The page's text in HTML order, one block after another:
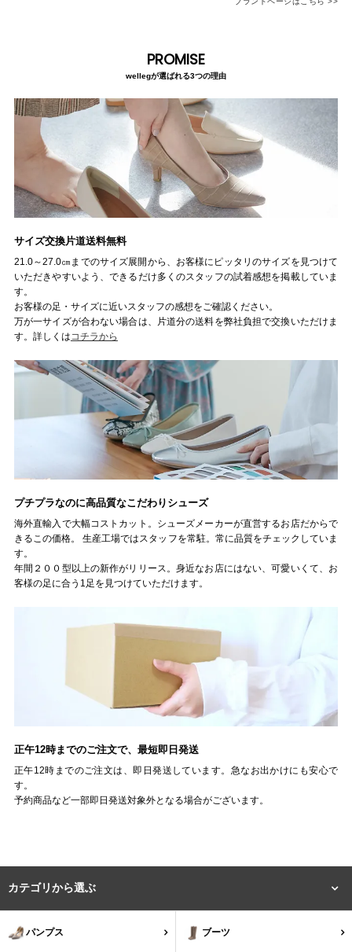
通勤パンプス
プレママ
カラーから選ぶ
ブラック ホワイト ベージュ グレー ブラウン レッド
ピンク オレンジ イエロー グリーン ブルー パープル
ゴールド シルバー
サイズから選ぶ
21.5cm
22.0cm 22.5cm
23.0cm
26.5cm
価格から選ぶ
PROMISE
wellegが選ばれる3つの理由
サイズ交換片道送料無料
21.0～27.0㎝までのサイズ展開から、お客様にピッタリのサイズを見つけて
いただきやすいよう、できるだけ多くのスタッフの試着感想を掲載していま
す。
お客様の足・サイズに近いスタッフの感想をご確認ください。
万が一サイズが合わない場合は、片道分の送料を弊社負担で交換いただけま
す。詳しくはコチラから
プチプラなのに高品質なこだわりシューズ
海外直輸入で大幅コストカット。シューズメーカーが直営するお店だからで
きるこの価格。 生産工場ではスタッフを常駐。常に品質をチェックしていま
す。
年間２００型以上の新作がリリース。身近なお店にはない、可愛いくて、お
客様の足に合う1足を見つけていただけます。
正午12時までのご注文で、最短即日発送
正午12時までのご注文は、即日発送しています。急なお出かけにも安心で
す。
予約商品など一部即日発送対象外となる場合がございます。
カテゴリから選ぶ
パンプス ブーツ